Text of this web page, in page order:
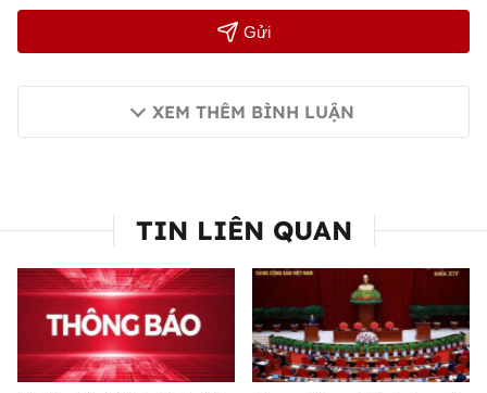
Gửi
XEM THÊM BÌNH LUẬN
TIN LIÊN QUAN